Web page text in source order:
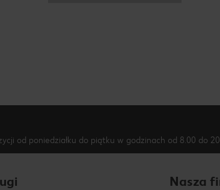
od poniedziałku do piątku w godzinach od 8.00 do
Nasza